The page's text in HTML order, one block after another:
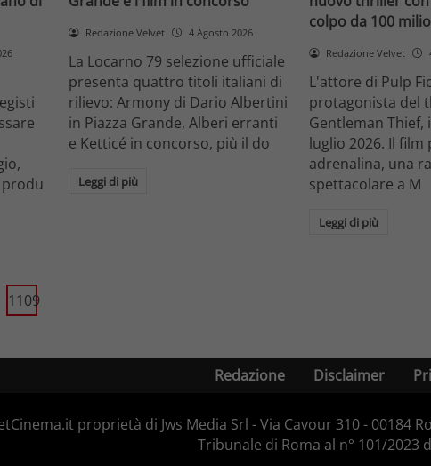
Redazione Velvet 4 Agosto 2026
La Locarno 79 selezione ufficiale
presenta quattro titoli italiani di
rilievo: Armony di Dario Albertini
in Piazza Grande, Alberi erranti
e Ketticé in concorso, più il do
Leggi di più
colpo da 100
Redazione Velvet
L'attore di Pulp
protagonista del
Gentleman Thief,
luglio 2026. Il
adrenalina, una
spettacolare a M
Leggi di più
1109
Redazione Disclaimer
proprietà di Jws Media Srl - Via Cavour 310 - 00184
Tribunale di Roma al n° 101/2023